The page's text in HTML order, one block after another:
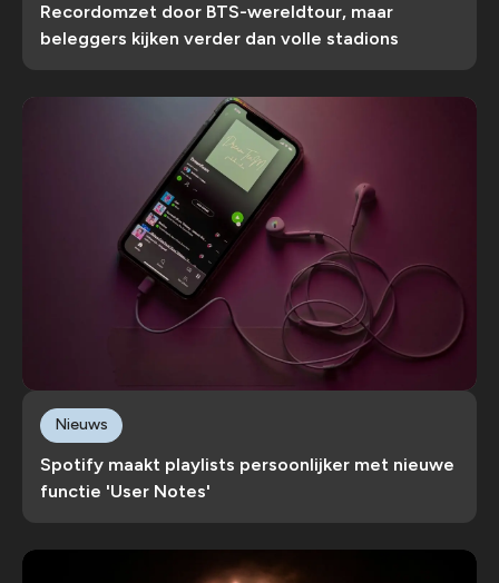
Recordomzet door BTS-wereldtour, maar
beleggers kijken verder dan volle stadions
Spotify maakt playlists persoonlijker met nieuwe
functie 'User Notes'
Nieuws